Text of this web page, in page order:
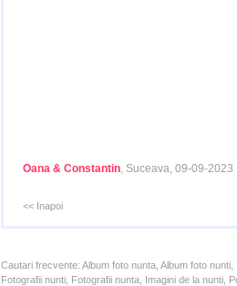
Oana & Constantin, Suceava, 09-09-2023
<< Inapoi
Cautari frecvente: Album foto nunta, Album foto
Fotografii nunti, Fotografii nunta, Imagini de la nunti,